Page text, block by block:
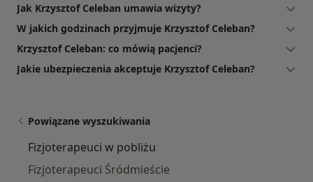
Jak Krzysztof Celeban umawia wizyty?
W jakich godzinach przyjmuje Krzysztof Celeban?
Krzysztof Celeban: co mówią pacjenci?
Jakie ubezpieczenia akceptuje Krzysztof Celeban?
Powiązane wyszukiwania
Fizjoterapeuci w pobliżu
Fizjoterapeuci Śródmieście